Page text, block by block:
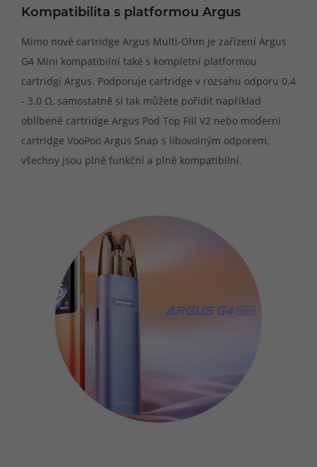
Kompatibilita s platformou Argus
Mimo nové cartridge Argus Multi-Ohm je zařízení Argus
G4 Mini kompatibilní také s kompletní platformou
cartridgí Argus. Podporuje cartridge v rozsahu odporu 0.4
- 3.0 Ω, samostatně si tak můžete pořídit například
oblíbené cartridge Argus Pod Top Fill V2 nebo moderní
cartridge VooPoo Argus Snap s libovolným odporem,
všechny jsou plně funkční a plně kompatibilní.